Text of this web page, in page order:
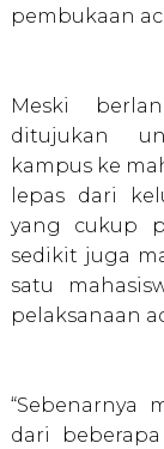
pembukaan
Meski
ditujukan
kampus ke
lepas dari
yang cukup
sedikit juga
satu
pelaksanaan
“Sebenarnya
dari